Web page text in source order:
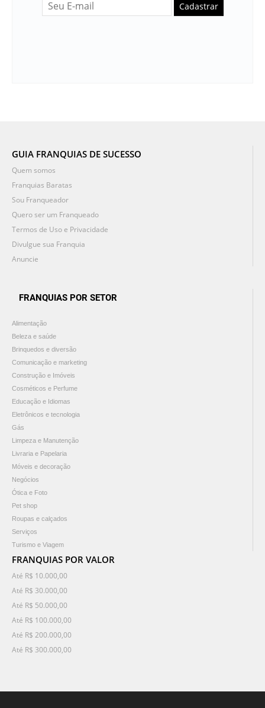
Cadastrar
GUIA FRANQUIAS DE SUCESSO
Quem somos
Franquias Baratas
Sou Franqueador
Quero ser um Franqueado
Termos de Uso e Privacidade
Divulgue sua Franquia
Anuncie
FRANQUIAS POR SETOR
Alimentação
Beleza e saúde
Brinquedos e diversão
Comunicação e marketing
Construção e Imóveis
Cosméticos e Perfume
Educação e Idiomas
Eletrônicos e tecnologia
Gás
Limpeza e Manutenção
Livraria e Papelaria
Móveis e decoração
Negócios
Ótica e Foto
Pet shop
Roupas e calçados
Serviços
Turismo e Viagem
FRANQUIAS POR VALOR
Até R$ 10.000,00
Até R$ 30.000,00
Até R$ 50.000,00
Até R$ 100.000,00
Até R$ 200.000,00
Até R$ 300.000,00